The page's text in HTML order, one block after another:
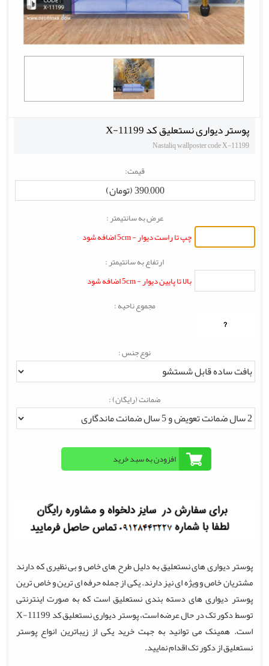
پوستر دیواری نستعلیق کد X-11199
Nastaliq wallposter code X-11199
قیمت:
390,000 (تومان)
عرض به سانتیمتر :
چپ تا راست دیوار - 5cm اضافه شود
ارتفاع به سانتیمتر :
بالا تا پایین دیوار - 5cm اضافه شود
مجموع ناحیه :
?
نوع جنس :
ضمانت (رایگان) :
پوستر دیواری های نستعلیق به دلیل طرح های خاص و بی نظیری که دارند
مشتریان خاص و ویژه ای نیز دارند. یکی از جمله حرفه ای ترین و خاص ترین
پوستر دیواری های دسته بندی نستعلیق است که به صورت اینترنتی
توسط دکور تک در حال عرضه است، پوستر دیواری نستعلیق کد X-11199
است. همینک می توانید به جهت خرید یکی از زیباترین انواع پوستر
نستعلیق از دکور تک اقدام نمایید.